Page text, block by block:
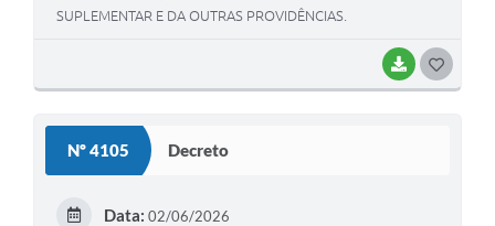
BAIXAR
SUPLEMENTAR E DA OUTRAS PROVIDÊNCIAS.
Nº 4105 Decreto
Data: 02/06/2026